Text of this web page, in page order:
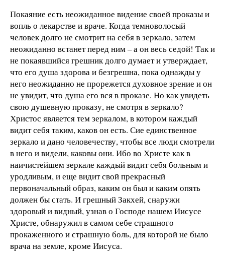
Покаяние есть неожиданное видение своей проказы и
вопль о лекарстве и враче. Когда темноволосый
человек долго не смотрит на себя в зеркало, затем
неожиданно встанет перед ним – а он весь седой! Так и
не покаявшийся грешник долго думает и утверждает,
что его душа здорова и безгрешна, пока однажды у
него неожиданно не прорежется духовное зрение и он
не увидит, что душа его вся в проказе. Но как увидеть
свою душевную проказу, не смотря в зеркало?
Христос является тем зеркалом, в котором каждый
видит себя таким, каков он есть. Сие единственное
зеркало и дано человечеству, чтобы все люди смотрели
в него и видели, каковы они. Ибо во Христе как в
наичистейшем зеркале каждый видит себя больным и
уродливым, и еще видит свой прекрасный
первоначальный образ, каким он был и каким опять
должен бы стать. И грешный Закхей, снаружи
здоровый и видный, узнав о Господе нашем Иисусе
Христе, обнаружил в самом себе страшного
прокаженного и страшную боль, для которой не было
врача на земле, кроме Иисуса.